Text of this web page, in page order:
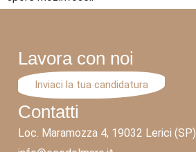
Lavora con noi
Inviaci la tua candidatura
Contatti
Loc. Maramozza 4, 19032 Lerici (SP)